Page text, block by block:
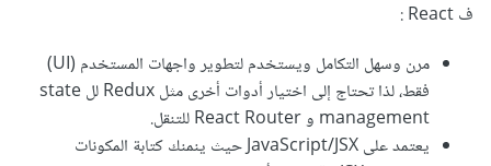
ف React :
مرن وسهل التكامل ويستخدم لتطوير واجهات المستخدم (UI)
فقط، لذا تحتاج إلى اختيار أدوات أخرى مثل Redux لل state
management و React Router للتنقل.
يعتمد على JavaScript/JSX حيث ينمنك كتابة المكونات